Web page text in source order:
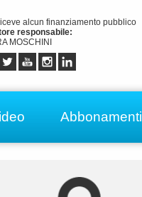
alcun finanziamento pubblico
responsabile:
MOSCHINI
Abbonamenti